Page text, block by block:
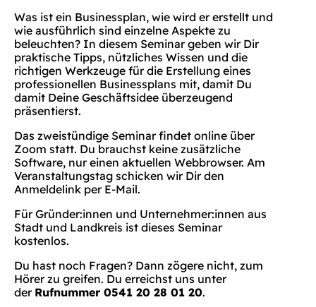
Was ist ein Businessplan, wie wird er erstellt und
wie ausführlich sind einzelne Aspekte zu
beleuchten? In diesem Seminar geben wir Dir
praktische Tipps, nützliches Wissen und die
richtigen Werkzeuge für die Erstellung eines
professionellen Businessplans mit, damit Du
damit Deine Geschäftsidee überzeugend
präsentierst.
Das zweistündige Seminar findet online über
Zoom statt. Du brauchst keine zusätzliche
Software, nur einen aktuellen Webbrowser. Am
Veranstaltungstag schicken wir Dir den
Anmeldelink per E-Mail.
Für Gründer:innen und Unternehmer:innen aus
Stadt und Landkreis ist dieses Seminar
kostenlos.
Du hast noch Fragen? Dann zögere nicht, zum
Hörer zu greifen. Du erreichst uns unter
der Rufnummer 0541 20 28 01 20.